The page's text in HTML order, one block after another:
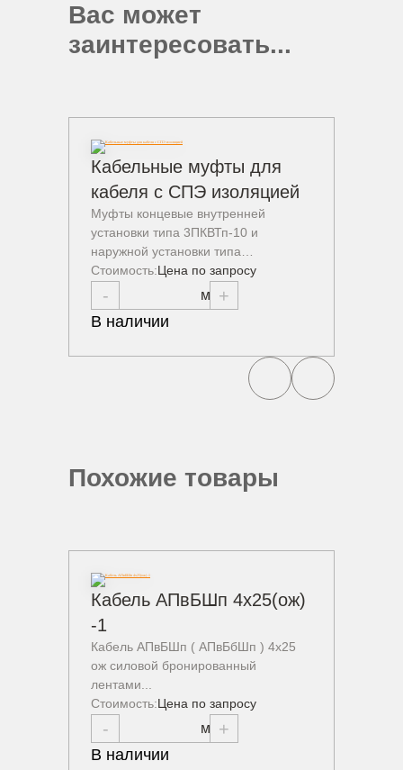
Вас может
заинтересовать...
Кабельные муфты для
кабеля с СПЭ изоляцией
Муфты концевые внутренней
установки типа 3ПКВТп-10 и
наружной установки типа…
Стоимость:Цена по запросу
- +
В наличии
Похожие товары
Кабель АПвБШп 4х25(ож)
-1
Кабель АПвБШп ( АПвБбШп ) 4х25
ож силовой бронированный
лентами...
Стоимость:Цена по запросу
- +
В наличии